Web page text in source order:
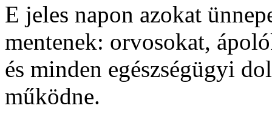
E jeles napon azokat
mentenek: orvosokat,
és minden egészségügyi
működne.